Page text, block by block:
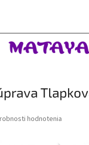
hodnotenia